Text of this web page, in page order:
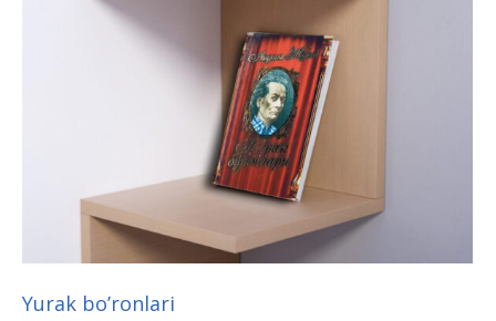
Yurak bo’ronlari